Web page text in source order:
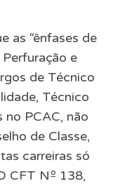
as “ênfases de
e
de Técnico
Técnico
no PCAC, não
de Classe,
carreiras só
CFT Nº 138,